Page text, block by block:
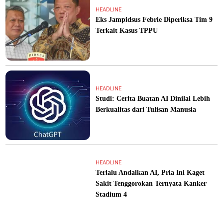
HEADLINE
Eks Jampidsus Febrie Diperiksa Tim 9
Terkait Kasus TPPU
HEADLINE
Studi: Cerita Buatan AI Dinilai Lebih
Berkualitas dari Tulisan Manusia
HEADLINE
Terlalu Andalkan AI, Pria Ini Kaget
Sakit Tenggorokan Ternyata Kanker
Stadium 4